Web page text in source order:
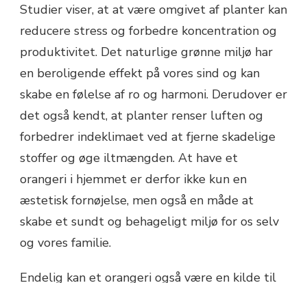
Studier viser, at at være omgivet af planter kan
reducere stress og forbedre koncentration og
produktivitet. Det naturlige grønne miljø har
en beroligende effekt på vores sind og kan
skabe en følelse af ro og harmoni. Derudover er
det også kendt, at planter renser luften og
forbedrer indeklimaet ved at fjerne skadelige
stoffer og øge iltmængden. At have et
orangeri i hjemmet er derfor ikke kun en
æstetisk fornøjelse, men også en måde at
skabe et sundt og behageligt miljø for os selv
og vores familie.
Endelig kan et orangeri også være en kilde til